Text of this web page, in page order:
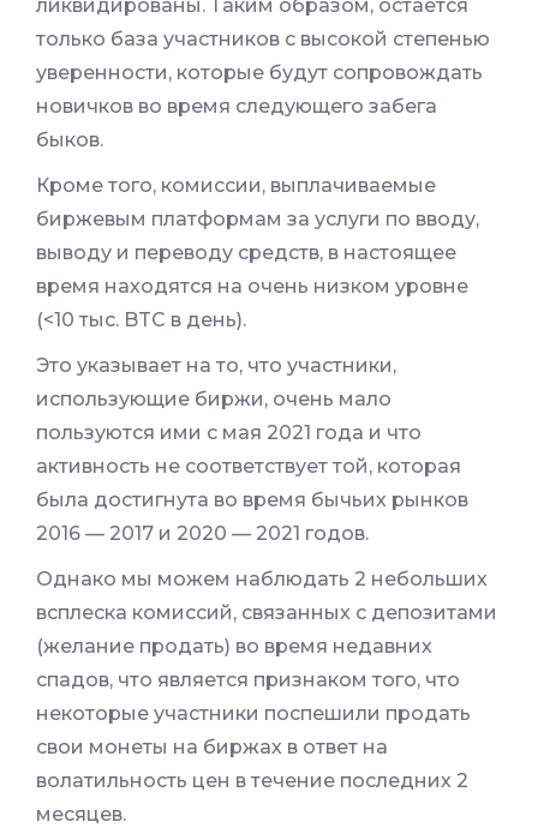
ликвидированы. Таким образом, остается
только база участников с высокой степенью
уверенности, которые будут сопровождать
новичков во время следующего забега
быков.
Кроме того, комиссии, выплачиваемые
биржевым платформам за услуги по вводу,
выводу и переводу средств, в настоящее
время находятся на очень низком уровне
(<10 тыс. BTC в день).
Это указывает на то, что участники,
использующие биржи, очень мало
пользуются ими с мая 2021 года и что
активность не соответствует той, которая
была достигнута во время бычьих рынков
2016 — 2017 и 2020 — 2021 годов.
Однако мы можем наблюдать 2 небольших
всплеска комиссий, связанных с депозитами
(желание продать) во время недавних
спадов, что является признаком того, что
некоторые участники поспешили продать
свои монеты на биржах в ответ на
волатильность цен в течение последних 2
месяцев.